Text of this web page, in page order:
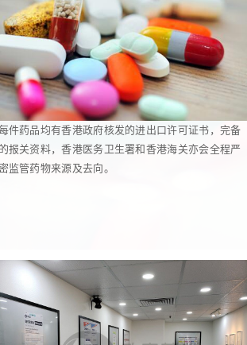
件药品均有香港政府核发的进出口许可证书，完备
的报关资料，香港医务卫生署和香港海关亦会全程严
监管药物来源及去向。